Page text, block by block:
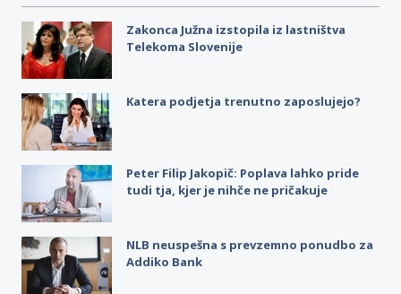
Zakonca Južna izstopila iz lastništva
Telekoma Slovenije
Katera podjetja trenutno zaposlujejo?
Peter Filip Jakopič: Poplava lahko pride
tudi tja, kjer je nihče ne pričakuje
NLB neuspešna s prevzemno ponudbo za
Addiko Bank